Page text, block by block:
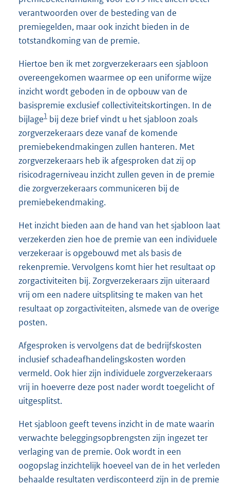
verantwoorden over de besteding van de
premiegelden, maar ook inzicht bieden in de
totstandkoming van de premie.
Hiertoe ben ik met zorgverzekeraars een sjabloon
overeengekomen waarmee op een uniforme wijze
inzicht wordt geboden in de opbouw van de
basispremie exclusief collectiviteitskortingen. In de
bijlage1 bij deze brief vindt u het sjabloon zoals
zorgverzekeraars deze vanaf de komende
premiebekendmakingen zullen hanteren. Met
zorgverzekeraars heb ik afgesproken dat zij op
risicodragerniveau inzicht zullen geven in de premie
die zorgverzekeraars communiceren bij de
premiebekendmaking.
Het inzicht bieden aan de hand van het sjabloon laat
verzekerden zien hoe de premie van een individuele
verzekeraar is opgebouwd met als basis de
rekenpremie. Vervolgens komt hier het resultaat op
zorgactiviteiten bij. Zorgverzekeraars zijn uiteraard
vrij om een nadere uitsplitsing te maken van het
resultaat op zorgactiviteiten, alsmede van de overige
posten.
Afgesproken is vervolgens dat de bedrijfskosten
inclusief schadeafhandelingskosten worden
vermeld. Ook hier zijn individuele zorgverzekeraars
vrij in hoeverre deze post nader wordt toegelicht of
uitgesplitst.
Het sjabloon geeft tevens inzicht in de mate waarin
verwachte beleggingsopbrengsten zijn ingezet ter
verlaging van de premie. Ook wordt in een
oogopslag inzichtelijk hoeveel van de in het verleden
behaalde resultaten verdisconteerd zijn in de premie